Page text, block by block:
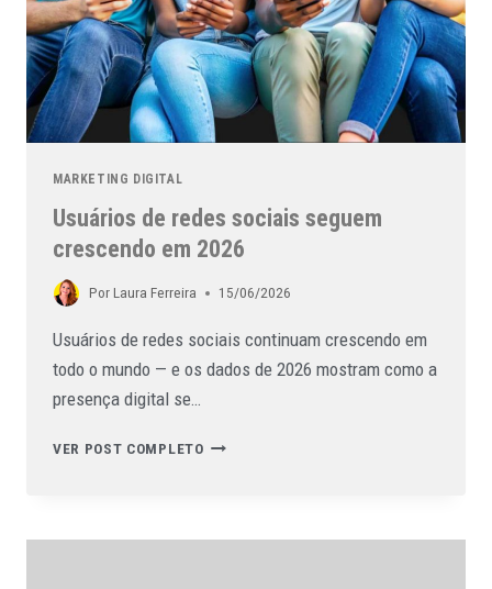
MARKETING DIGITAL
Usuários de redes sociais seguem
crescendo em 2026
PorLaura Ferreira 15/06/2026
Usuários de redes sociais continuam crescendo em
todo o mundo — e os dados de 2026 mostram como a
presença digital se…
VER POST COMPLETO